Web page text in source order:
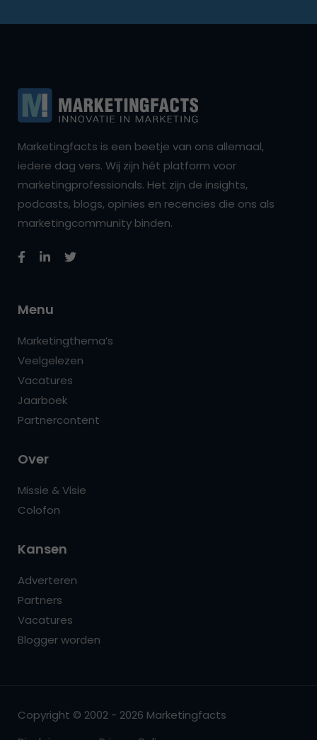
Marketingfacts is een beetje van ons allemaal,
iedere dag vers. Wij zijn hét platform voor
marketingprofessionals. Het zijn de insights,
podcasts, blogs, opinies en recencies die ons als
marketingcommunity binden.
Menu
Marketingthema’s
Veelgelezen
Vacatures
Jaarboek
Partnercontent
Over
Missie & Visie
Colofon
Kansen
Adverteren
Partners
Vacatures
Blogger worden
Copyright © 2002 - 2026 Marketingfacts